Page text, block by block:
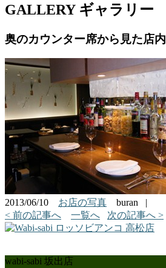
GALLERY ギャラリー
奥のカウンター席から見た店内
2013/06/10 お店の写真 buran |
< 前の記事へ
一覧へ 次の記事へ >
wabi-sabi 坂出店